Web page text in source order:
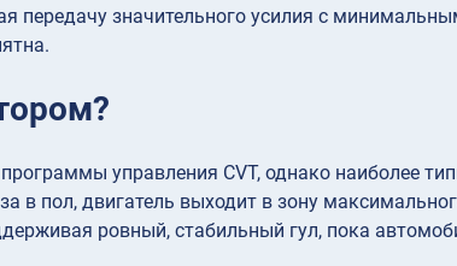
передачу значительного усилия с
управления CVT, однако наиболее
в пол, двигатель выходит в зону
ровный, стабильный гул, пока